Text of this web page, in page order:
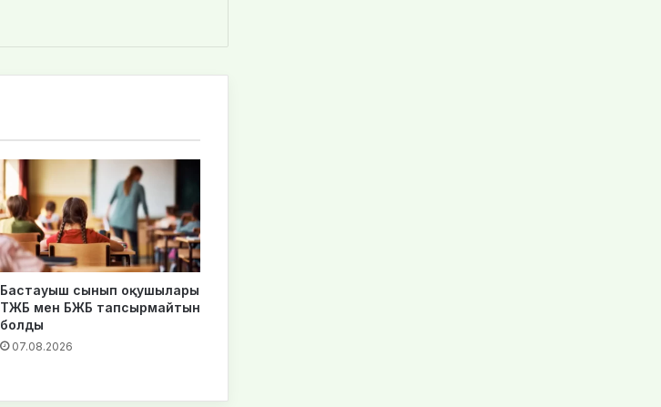
Бастауыш сынып оқушылары
ТЖБ мен БЖБ тапсырмайтын
болды
07.08.2026